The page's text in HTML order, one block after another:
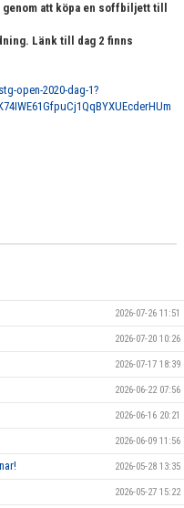
att köpa en soffbiljett till
Länk till dag 2 finns
open-2020-dag-1?
2026-07-26 11:51
2026-07-20 10:26
2026-07-17 18:39
2026-06-22 07:56
2026-06-16 20:21
2026-06-09 11:56
2026-05-28 13:35
2026-05-27 15:22